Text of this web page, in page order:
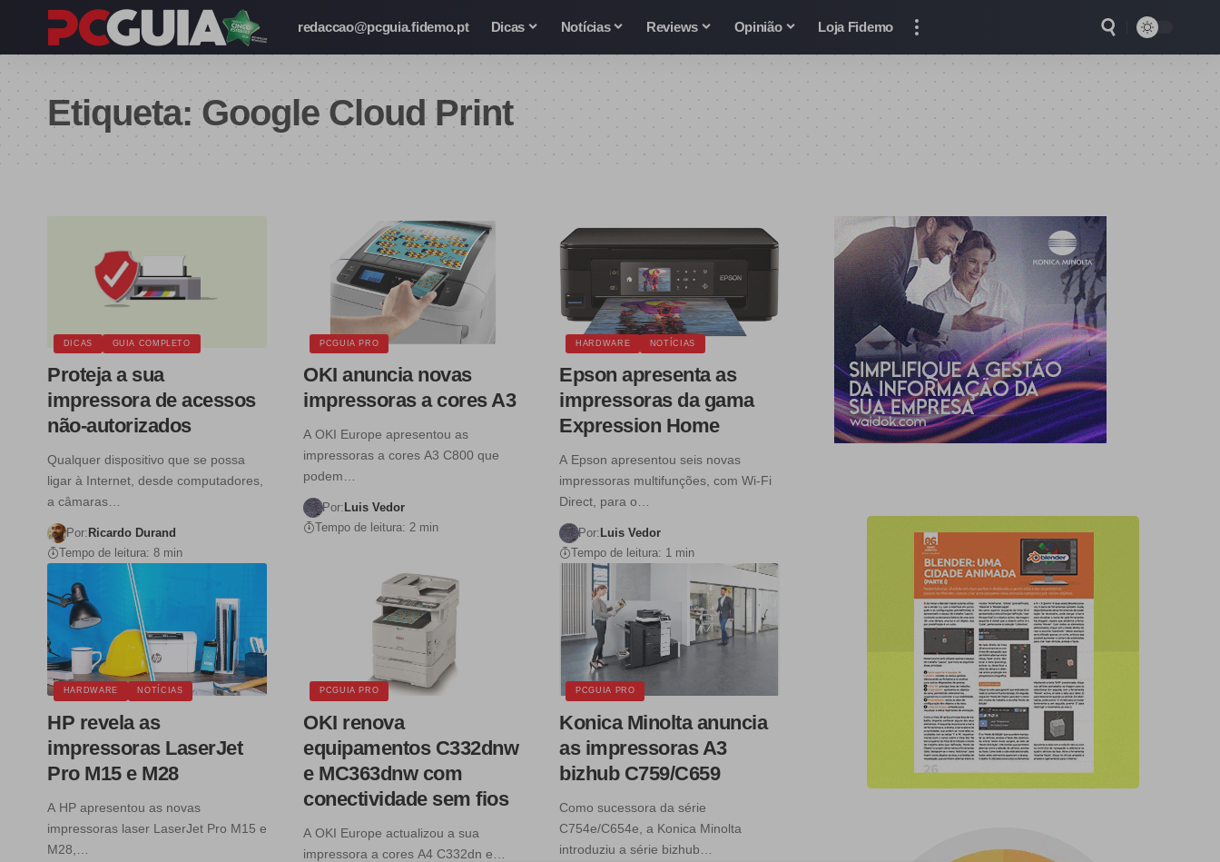
redaccao@pcguia.fidemo.pt Dicas Notícias Reviews Opinião Loja Fidemo
Etiqueta: Google Cloud Print
DICAS GUIA COMPLETO
Proteja a sua
impressora de acessos
não-autorizados
Qualquer dispositivo que se possa
ligar à Internet, desde computadores,
a câmaras…
Por: Ricardo Durand
Tempo de leitura: 8 min
PCGUIA PRO
OKI anuncia novas
impressoras a cores A3
A OKI Europe apresentou as
impressoras a cores A3 C800 que
podem…
Por: Luis Vedor
Tempo de leitura: 2 min
HARDWARE NOTÍCIAS
Epson apresenta as
impressoras da gama
Expression Home
A Epson apresentou seis novas
impressoras multifunções, com Wi-Fi
Direct, para o…
Por: Luis Vedor
Tempo de leitura: 1 min
HARDWARE NOTÍCIAS
HP revela as
impressoras LaserJet
Pro M15 e M28
A HP apresentou as novas
impressoras laser LaserJet Pro M15 e
M28,…
PCGUIA PRO
OKI renova
equipamentos C332dnw
e MC363dnw com
conectividade sem fios
A OKI Europe actualizou a sua
impressora a cores A4 C332dn e…
PCGUIA PRO
Konica Minolta anuncia
as impressoras A3
bizhub C759/C659
Como sucessora da série
C754e/C654e, a Konica Minolta
introduziu a série bizhub…